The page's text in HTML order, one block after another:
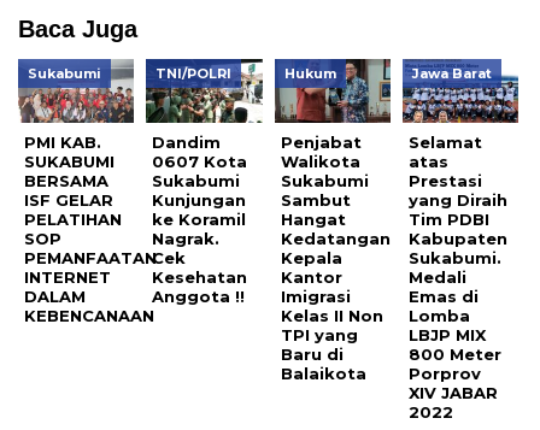
Baca Juga
Sukabumi
PMI KAB.
SUKABUMI
BERSAMA
ISF GELAR
PELATIHAN
SOP
PEMANFAATAN
INTERNET
DALAM
KEBENCANAAN
TNI/POLRI
Dandim
0607 Kota
Sukabumi
Kunjungan
ke Koramil
Nagrak.
Cek
Kesehatan
Anggota !!
Hukum
Penjabat
Walikota
Sukabumi
Sambut
Hangat
Kedatangan
Kepala
Kantor
Imigrasi
Kelas II Non
TPI yang
Baru di
Balaikota
Jawa Barat
Selamat
atas
Prestasi
yang Diraih
Tim PDBI
Kabupaten
Sukabumi.
Medali
Emas di
Lomba
LBJP MIX
800 Meter
Porprov
XIV JABAR
2022